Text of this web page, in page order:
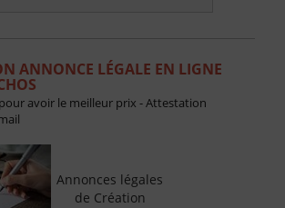
ANNONCE LÉGALE EN LIGNE
avoir le meilleur prix - Attestation
Annonces légales
de Création